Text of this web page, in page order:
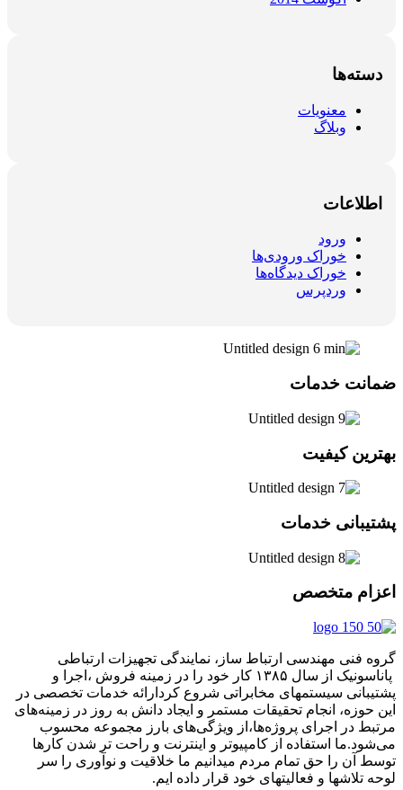
دسته‌ها
معنویات
وبلاگ
اطلاعات
ورود
خوراک ورودی‌ها
خوراک دیدگاه‌ها
وردپرس
ضمانت خدمات
بهترین کیفیت
پشتیبانی خدمات
اعزام متخصص
گروه فنی مهندسی ارتباط ساز، نمایندگی تجهیزات ارتباطی
پاناسونیک از سال ۱۳۸۵ کار خود را در زمینه فروش ،اجرا و
پشتیبانی سیستمهای مخابراتی شروع کردارائه خدمات تخصصی در
این حوزه، انجام تحقیقات مستمر و ایجاد دانش به‌ روز در زمینه‌های
مرتبط در اجرای پروژه‌ها،از ویژگی‌های بارز مجموعه محسوب
می‌شود.ما استفاده از کامپیوتر و اینترنت و راحت تر شدن کارها
توسط آن را حق تمام مردم میدانیم ما خلاقیت و نوآوری را سر
لوحه تلاشها و فعالیتهای خود قرار داده ایم.